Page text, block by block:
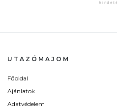
UTAZÓMAJOM
Főoldal
Ajánlatok
Adatvédelem